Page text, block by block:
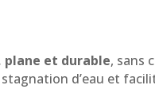
et durable, sans
d’eau et